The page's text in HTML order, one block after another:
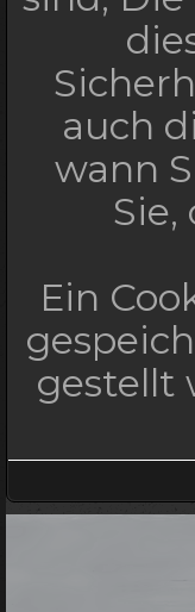
auch
wann
Sie,
Ein
gestellt